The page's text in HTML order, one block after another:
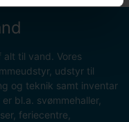
alt til vand. Vores
udstyr til
og teknik samt inventar
bl.a. svømmehaller,
feriecentre,